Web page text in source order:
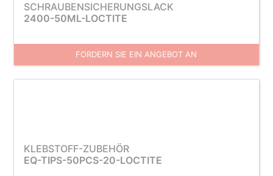
SCHRAUBENSICHERUNGSLACK
2400-50ML-LOCTITE
FORDERN SIE EIN ANGEBOT AN
KLEBSTOFF-ZUBEHÖR
EQ-TIPS-50PCS-20-LOCTITE